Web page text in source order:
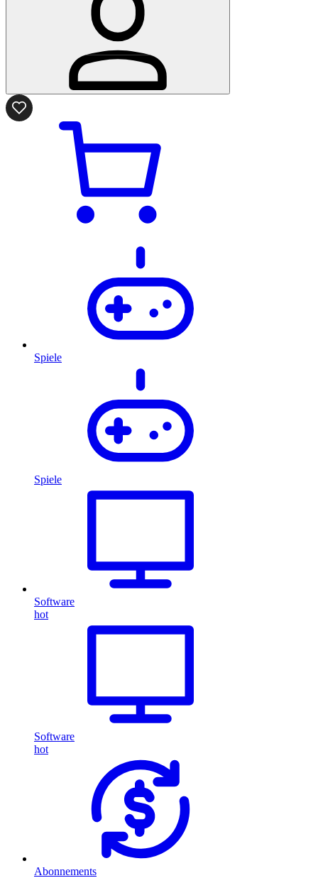
Spiele
Spiele
Software
hot
Software
hot
Abonnements